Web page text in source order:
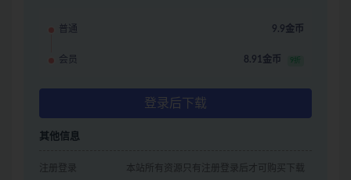
普通 9.9金币
会员 8.91金币 9折
登录后下载
其他信息
注册登录 本站所有资源只有注册登录后才可购买下载